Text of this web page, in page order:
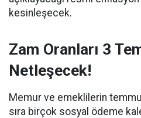
kesinleşecek.
Zam Oranları 3
Netleşecek!
Memur ve emeklilerin
sıra birçok sosyal ödeme